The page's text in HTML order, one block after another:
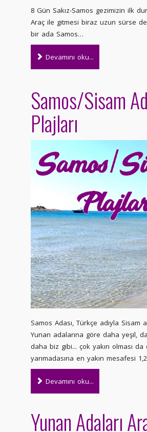
8 Gün Sakız-Samos gezimizin ilk
Araç ile gitmesi biraz uzun sürse
bir ada Samos…
Devamını oku...
Samos/Sisam
Plajları
Samos Adası, Türkçe adıyla Sisam
Yunan adalarına göre daha yeşil,
daha biz gibi... çok yakın olması da
yarımadasına en yakın mesafesi
Devamını oku...
Yunan Adaları